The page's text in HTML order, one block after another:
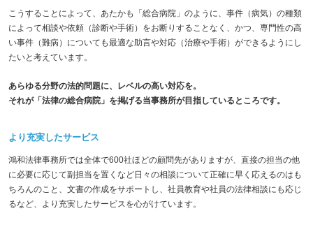
こうすることによって、あたかも「総合病院」のように、事件（病気）の種類
によって相談や依頼（診断や手術）をお断りすることなく、かつ、専門性の高
い事件（難病）についても最適な助言や対応（治療や手術）ができるようにし
たいと考えています。
あらゆる分野の法的問題に、レベルの高い対応を。
それが「法律の総合病院」を掲げる当事務所が目指しているところです。
より充実したサービス
鴻和法律事務所では全体で600社ほどの顧問先がありますが、直接の担当の他
に必要に応じて副担当を置くなど日々の相談について正確に早く応えるのはも
ちろんのこと、文書の作成をサポートし、社員教育や社員の法律相談にも応じ
るなど、より充実したサービスを心がけています。